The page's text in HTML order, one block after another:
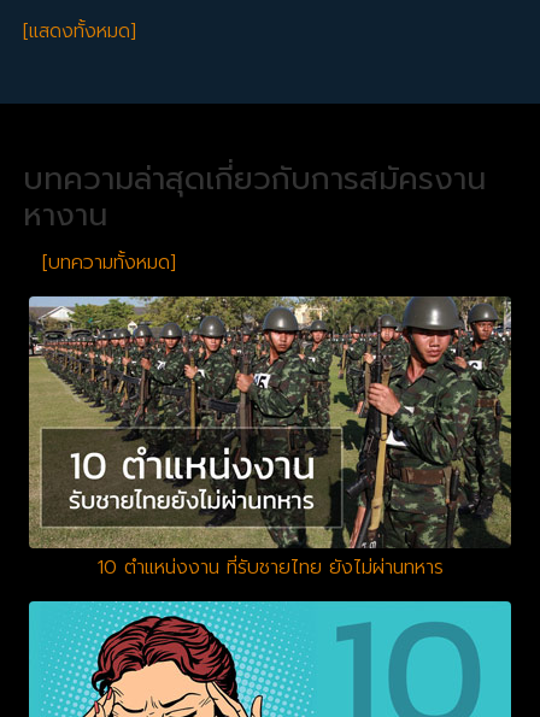
[แสดงทั้งหมด]
บทความล่าสุดเกี่ยวกับการสมัครงาน
หางาน
[บทความทั้งหมด]
10 ตำแหน่งงาน ที่รับชายไทย ยังไม่ผ่านทหาร